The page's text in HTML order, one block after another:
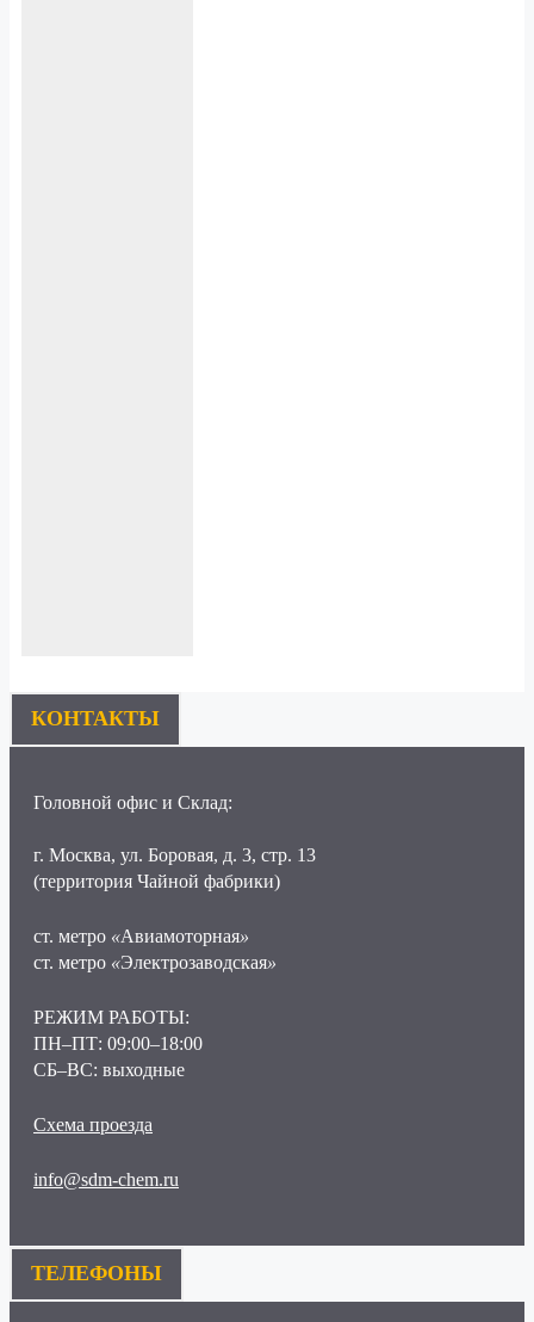
КОНТАКТЫ
Головной офис и Склад:
г. Москва, ул. Боровая, д. 3, стр. 13
(территория Чайной фабрики)
ст. метро «Авиамоторная»
ст. метро «Электрозаводская»
РЕЖИМ РАБОТЫ:
ПН–ПТ: 09:00–18:00
СБ–ВС: выходные
Схема проезда
info@sdm-chem.ru
ТЕЛЕФОНЫ